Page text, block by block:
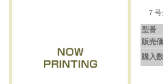
７
型番
販売
購入数